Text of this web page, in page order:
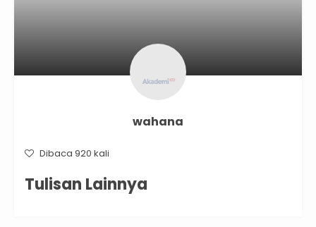
wahana
Dibaca 920 kali
Tulisan Lainnya